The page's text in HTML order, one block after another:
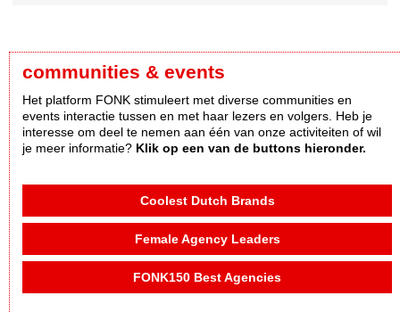
communities & events
Het platform FONK stimuleert met diverse communities en
events interactie tussen en met haar lezers en volgers. Heb je
interesse om deel te nemen aan één van onze activiteiten of wil
je meer informatie? Klik op een van de buttons hieronder.
Coolest Dutch Brands
Female Agency Leaders
FONK150 Best Agencies